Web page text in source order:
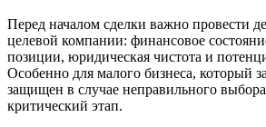
Перед началом сделки важно провести
целевой компании: финансовое
позиции, юридическая чистота и
Особенно для малого бизнеса, который
защищен в случае неправильного
критический этап.